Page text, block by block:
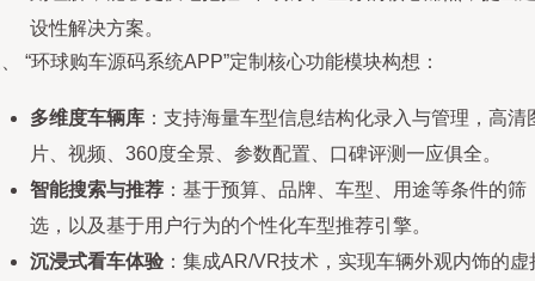
设性解决方案。
“环球购车源码系统APP”定制核心功能模块构想：
多维度车辆库 ：支持海量车型信息结构化录入与管理，高清
片、视频、360度全景、参数配置、口碑评测一应俱全。
智能搜索与推荐 ：基于预算、品牌、车型、用途等条件的筛
选，以及基于用户行为的个性化车型推荐引擎。
沉浸式看车体验 ：集成AR/VR技术，实现车辆外观内饰的虚